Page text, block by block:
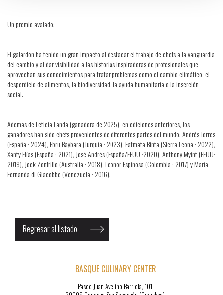
Un premio avalado:
El galardón ha tenido un gran impacto al destacar el trabajo de chefs a la vanguardia
del cambio y al dar visibilidad a las historias inspiradoras de profesionales que
aprovechan sus conocimientos para tratar problemas como el cambio climático, el
desperdicio de alimentos, la biodiversidad, la ayuda humanitaria o la inserción
social.
Además de Leticia Landa (ganadora de 2025), en ediciones anteriores, los
ganadores han sido chefs provenientes de diferentes partes del mundo: Andrés Torres
(España · 2024), Ebru Baybara (Turquía · 2023), Fatmata Binta (Sierra Leona · 2022),
Xanty Elías (España · 2021), José Andrés (España/EEUU ·2020), Anthony Myint (EEUU·
2019), Jock Zonfrillo (Australia · 2018), Leonor Espinosa (Colombia · 2017) y María
Fernanda di Giacobbe (Venezuela · 2016).
Regresar al listado
BASQUE CULINARY CENTER
Paseo Juan Avelino Barriola, 101